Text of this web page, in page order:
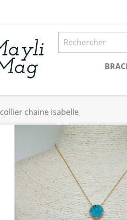
collier chaine isabelle